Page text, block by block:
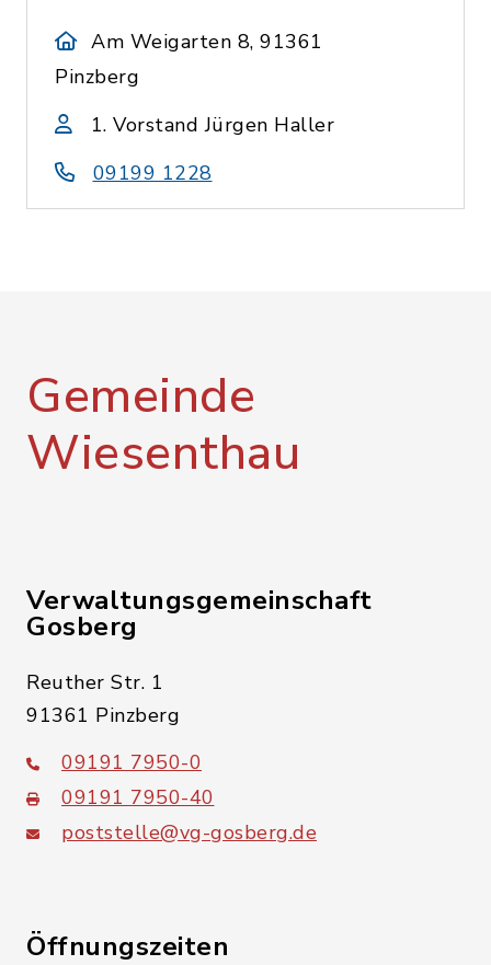
Am Weigarten 8, 91361
Pinzberg
1. Vorstand Jürgen Haller
09199 1228
Gemeinde
Wiesenthau
Verwaltungsgemeinschaft
Gosberg
Reuther Str. 1
91361 Pinzberg
09191 7950-0
09191 7950-40
poststelle@vg-gosberg.de
Öffnungszeiten